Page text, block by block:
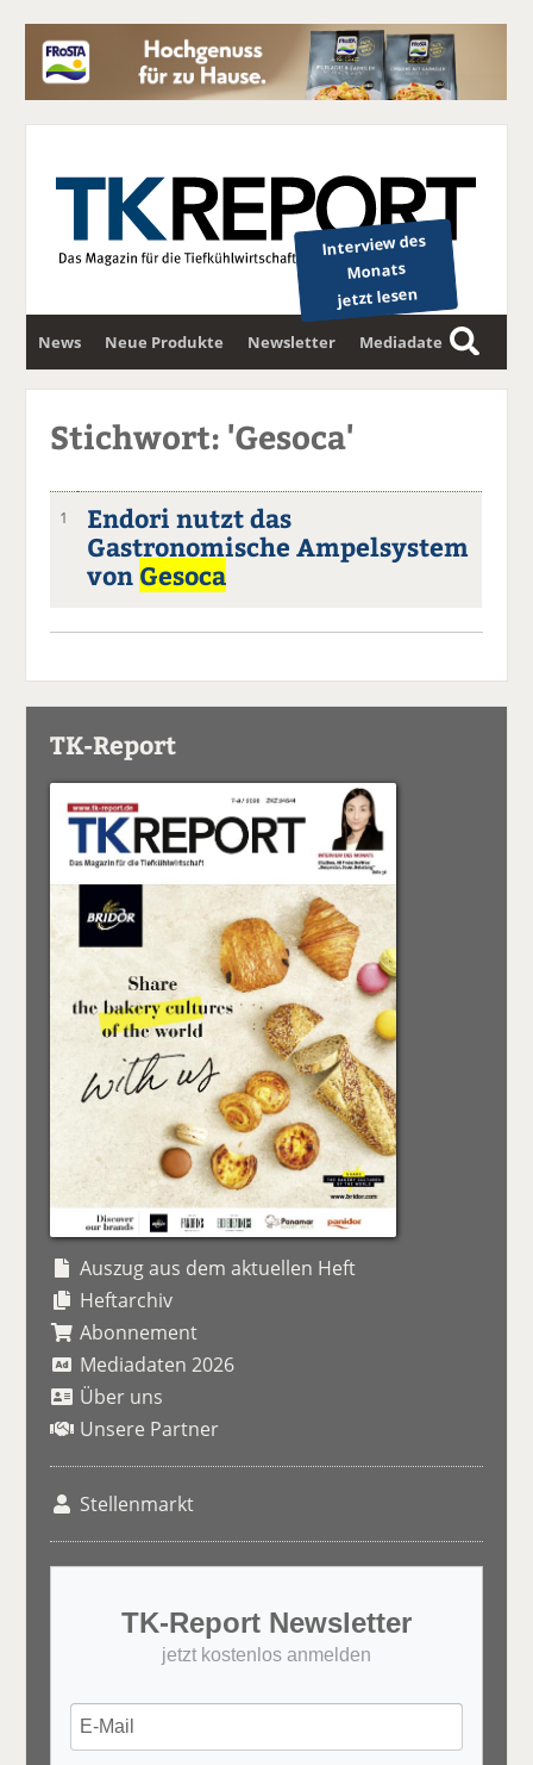
Interview des
Monats
jetzt lesen
News Neue Produkte Newsletter Mediadaten
S
u
Stichwort: 'Gesoca'
1
Endori nutzt das
Gastronomische Ampelsystem
von Gesoca
TK-Report
Auszug aus dem aktuellen Heft
Heftarchiv
Abonnement
Mediadaten 2026
Über uns
Unsere Partner
Stellenmarkt
TK-Report Newsletter
jetzt kostenlos anmelden